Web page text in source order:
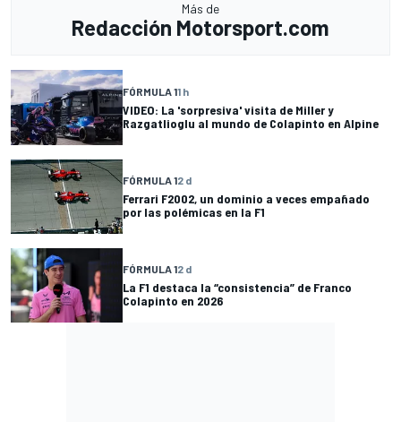
Más de
Redacción Motorsport.com
FÓRMULA 11 h
VIDEO: La 'sorpresiva' visita de Miller y
Razgatlioglu al mundo de Colapinto en Alpine
FÓRMULA 12 d
Ferrari F2002, un dominio a veces empañado
por las polémicas en la F1
FÓRMULA 12 d
La F1 destaca la “consistencia” de Franco
Colapinto en 2026